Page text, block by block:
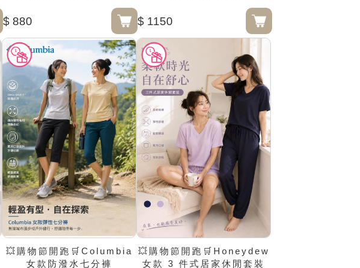
$ 880 $ 1150
💥購物節開跑🛒Columbia
女款防潑水七分褲
💥購物節開跑🛒Honeydew
女款 3 件式居家休閒套裝